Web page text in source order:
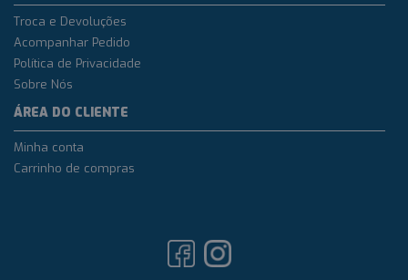
Troca e Devoluções
Acompanhar Pedido
Política de Privacidade
Sobre Nós
ÁREA DO CLIENTE
Minha conta
Carrinho de compras